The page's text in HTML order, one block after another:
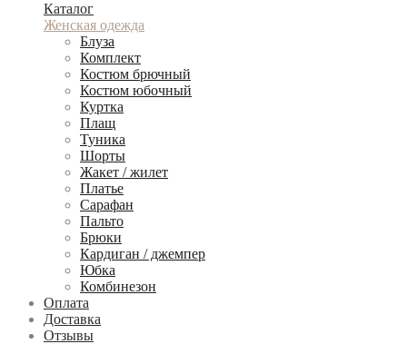
Каталог
Женская одежда
Блуза
Комплект
Костюм брючный
Костюм юбочный
Куртка
Плащ
Туника
Шорты
Жакет / жилет
Платье
Сарафан
Пальто
Брюки
Кардиган / джемпер
Юбка
Комбинезон
Оплата
Доставка
Отзывы